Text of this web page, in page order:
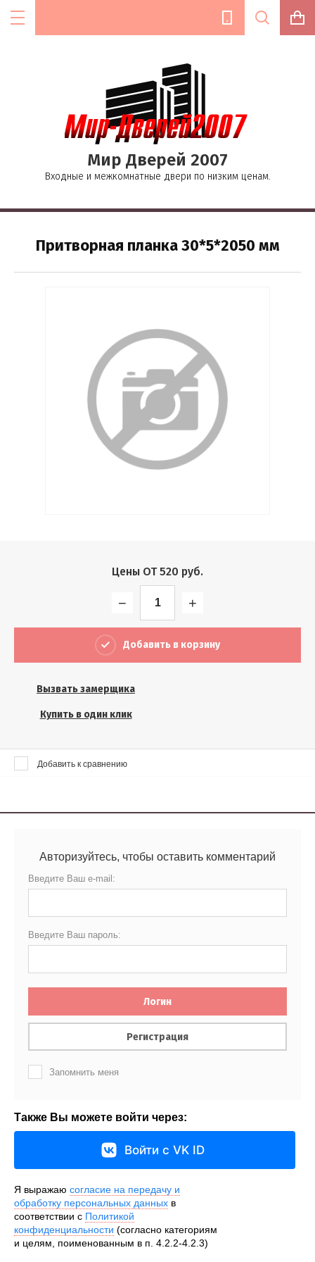
Мир Дверей 2007
Входные и межкомнатные двери по низким ценам.
Притворная планка 30*5*2050 мм
Цены ОТ 520 руб.
− +
Добавить в корзину
Вызвать замерщика
Купить в один клик
Добавить к сравнению
Авторизуйтесь, чтобы оставить комментарий
Введите Ваш e-mail:
Введите Ваш пароль:
Логин
Регистрация
Запомнить меня
Также Вы можете войти через:
Войти с VK ID
Я выражаю согласие на передачу и
обработку персональных данных в
соответствии с Политикой
конфиденциальности (согласно категориям
и целям, поименованным в п. 4.2.2-4.2.3)
Цена (руб.):
Название:
Текст:
Результатов на странице: